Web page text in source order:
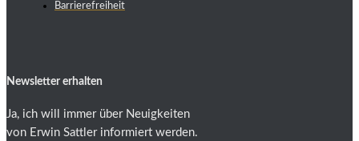
Barrierefreiheit
Newsletter erhalten
Ja, ich will immer über Neuigkeiten
von Erwin Sattler informiert werden.